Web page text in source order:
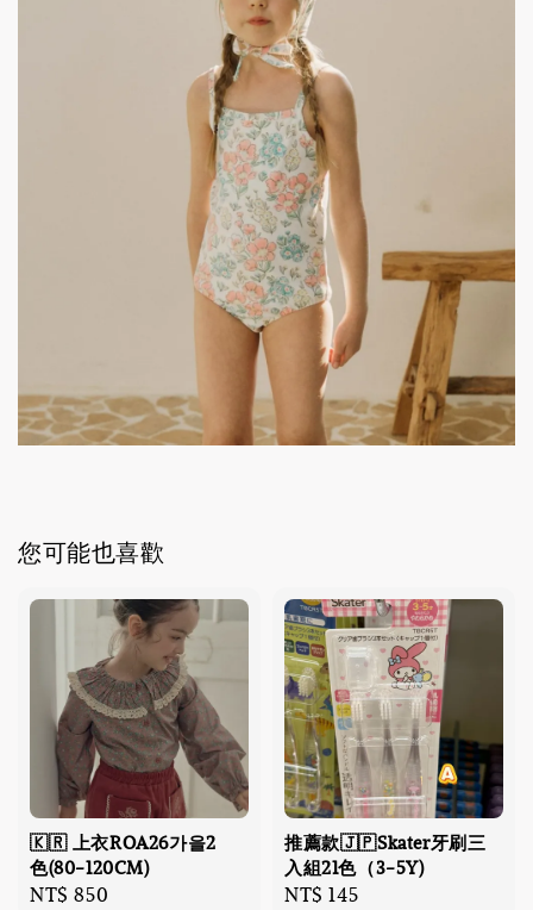
您可能也喜歡
🇰🇷 上衣ROA26가을2
色(80-120CM)
Regular
NT$ 850
推薦款🇯🇵Skater牙刷三
入組21色（3-5Y)
Regular
NT$ 145